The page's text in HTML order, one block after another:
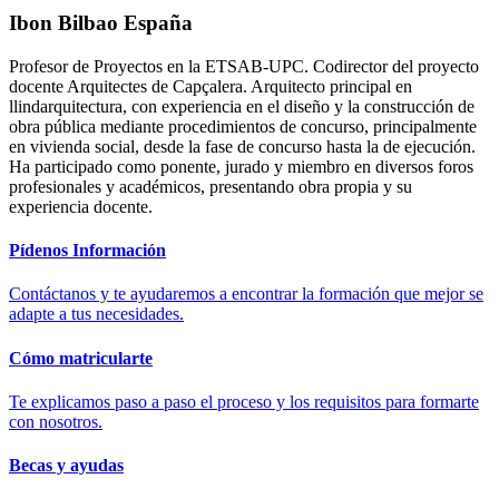
Ibon Bilbao España
Profesor de Proyectos en la ETSAB-UPC. Codirector del proyecto
docente Arquitectes de Capçalera. Arquitecto principal en
llindarquitectura, con experiencia en el diseño y la construcción de
obra pública mediante procedimientos de concurso, principalmente
en vivienda social, desde la fase de concurso hasta la de ejecución.
Ha participado como ponente, jurado y miembro en diversos foros
profesionales y académicos, presentando obra propia y su
experiencia docente.
Pídenos Información
Contáctanos y te ayudaremos a encontrar la formación que mejor se
adapte a tus necesidades.
Cómo matricularte
Te explicamos paso a paso el proceso y los requisitos para formarte
con nosotros.
Becas y ayudas